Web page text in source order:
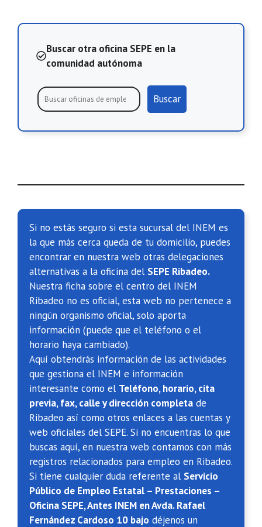
Buscar otra oficina SEPE en la
comunidad autónoma
Buscar
Si no estás seguro si esta sucursal del INEM es
la que más cerca queda de tu domicilio, puedes
encontrar en nuestra web otras delegaciones
alternativas a la oficina del SEPE Ribadeo.
Nuestra ficha sobre el centro del INEM
Ribadeo no es oficial, esta web no pertenece a
ningún organismo oficial, solo aporta
información (puede que el teléfono o el
horario haya cambiado).
Aquí obtendrás información de las actividades
que gestiona el INEM e información
interesante como el Teléfono, horario, cita
previa, fax, calle y dirección completa de
Ribadeo así como otros enlaces a las cuentas y
web oficiales del SEPE. Si no encuentras lo que
buscas aquí, en nuestra web contamos con más
registros relacionados para empleo en Ribadeo.
Si tiene cualquier duda referente al Servicio
Público de Empleo Estatal – Prestaciones –
Oficina SEPE, Antes INEM en Avda. Rafael
Fernández Cardoso 10 bajo déjenos un